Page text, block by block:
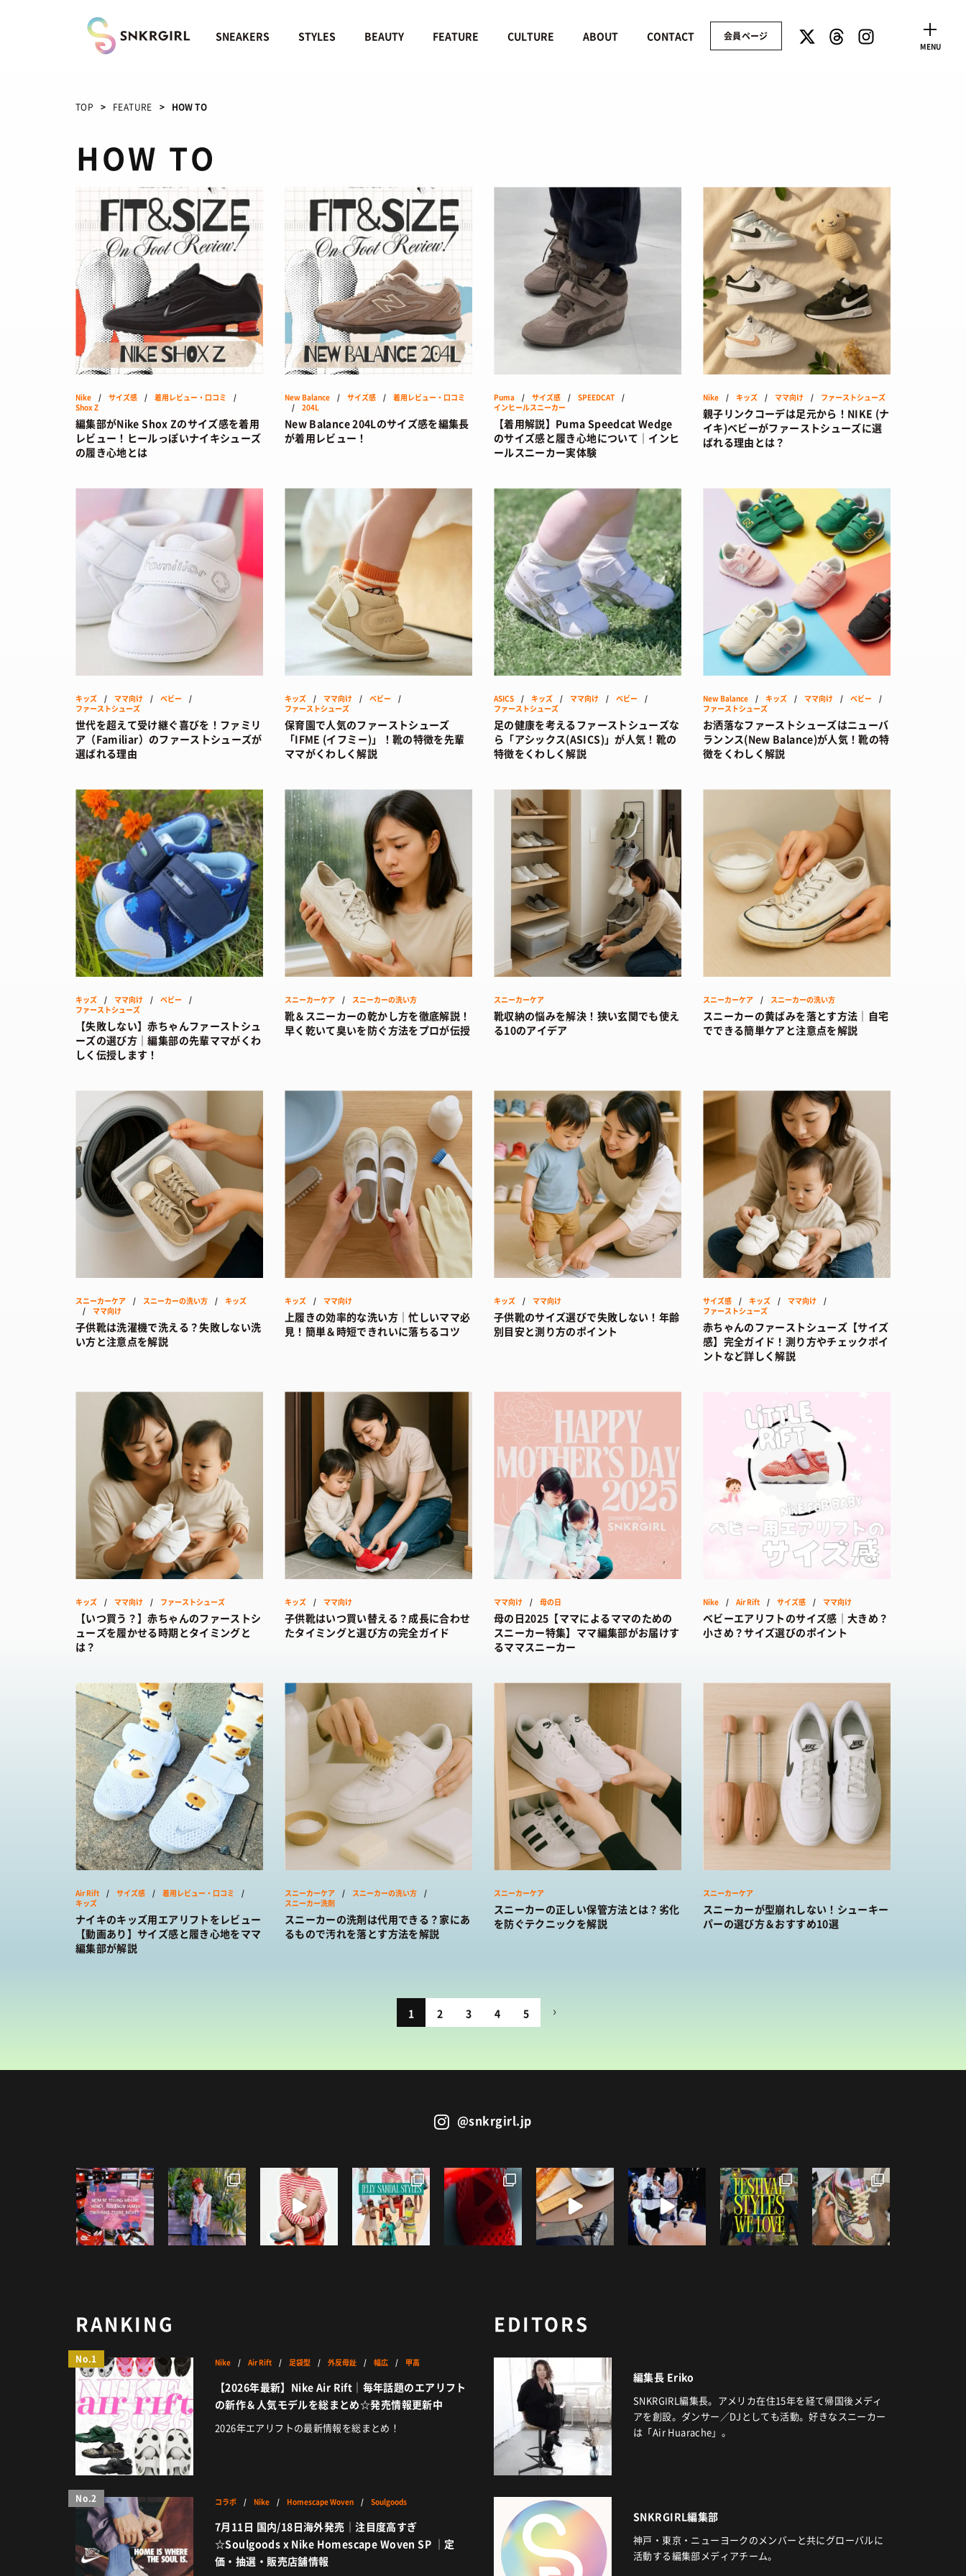
CLOSE
トレンドワード
骨格タイプ別
Nike
ASICS
Salomon
SNEAKERS
/ スニーカートップ
BRANDS/ ブランドから探す
COLORS/ カラーで探す
STYLES
TOP/ スタイルトップ
STYLE IDEA/ コーデのアイデア
STYLE SNAP / ストリートスナップ
BEAUTY
TOP/ ビューティートップ
COSMETICS / コスメアイテム
SNEAKER MIX / スニーカーMIX
KOREAN COSME/ 韓国コスメ
FEATURE
TOP / 特集トップ
COLUMNS/ コラム
/ ファション
/ ショップ情報
CULTURE
TOP/ カルチャートップ
MUSIC/ 音楽
MOVIE/ 映画・ドラマ
ART/ アート
BOOKS
HEALTH / ヘルス・ボディ
プライバシーポリシー
お問い合わせ
会員ログイン
新規会員登録
SNEAKERS STYLES BEAUTY FEATURE CULTURE ABOUT CONTACT 会員ページ
MENU
TOP FEATURE HOW TO
HOW TO
Nike / サイズ感 / 着用レビュー・口コミ
/
Shox Z
編集部がNike Shox Zのサイズ感を着用
レビュー！ヒールっぽいナイキシューズ
の履き心地とは
New Balance / サイズ感 / 着用レビュー・口コミ
/ 204L
New Balance 204Lのサイズ感を編集長
が着用レビュー！
Puma / サイズ感 / SPEEDCAT /
インヒールスニーカー
【着用解説】Puma Speedcat Wedge
のサイズ感と履き心地について｜インヒ
ールスニーカー実体験
Nike / キッズ / ママ向け / ファーストシューズ
親子リンクコーデは足元から！NIKE (ナ
イキ)ベビーがファーストシューズに選
ばれる理由とは？
キッズ / ママ向け / ベビー /
ファーストシューズ
世代を超えて受け継ぐ喜びを！ファミリ
ア（Familiar）のファーストシューズが
選ばれる理由
キッズ / ママ向け / ベビー /
ファーストシューズ
保育園で人気のファーストシューズ
「IFME (イフミー)」！靴の特徴を先輩
ママがくわしく解説
ASICS / キッズ / ママ向け / ベビー /
ファーストシューズ
足の健康を考えるファーストシューズな
ら「アシックス(ASICS)」が人気！靴の
特徴をくわしく解説
New Balance / キッズ / ママ向け / ベビー /
ファーストシューズ
お洒落なファーストシューズはニューバ
ランンス(New Balance)が人気！靴の特
徴をくわしく解説
キッズ / ママ向け / ベビー /
ファーストシューズ
【失敗しない】赤ちゃんファーストシュ
ーズの選び方｜編集部の先輩ママがくわ
しく伝授します！
スニーカーケア / スニーカーの洗い方
靴＆スニーカーの乾かし方を徹底解説！
早く乾いて臭いを防ぐ方法をプロが伝授
スニーカーケア
靴収納の悩みを解決！狭い玄関でも使え
る10のアイデア
スニーカーケア / スニーカーの洗い方
スニーカーの黄ばみを落とす方法｜自宅
でできる簡単ケアと注意点を解説
スニーカーケア / スニーカーの洗い方 / キッズ
/ ママ向け
子供靴は洗濯機で洗える？失敗しない洗
い方と注意点を解説
キッズ / ママ向け
上履きの効率的な洗い方｜忙しいママ必
見！簡単＆時短できれいに落ちるコツ
キッズ / ママ向け
子供靴のサイズ選びで失敗しない！年齢
別目安と測り方のポイント
サイズ感 / キッズ / ママ向け /
ファーストシューズ
赤ちゃんのファーストシューズ【サイズ
感】完全ガイド！測り方やチェックポイ
ントなど詳しく解説
キッズ / ママ向け / ファーストシューズ
【いつ買う？】赤ちゃんのファーストシ
ューズを履かせる時期とタイミングと
は？
キッズ / ママ向け
子供靴はいつ買い替える？成長に合わせ
たタイミングと選び方の完全ガイド
ママ向け / 母の日
母の日2025【ママによるママのための
スニーカー特集】ママ編集部がお届けす
るママスニーカー
Nike / Air Rift / サイズ感 / ママ向け
ベビーエアリフトのサイズ感｜大きめ？
小さめ？サイズ選びのポイント
Air Rift / サイズ感 / 着用レビュー・口コミ
/
キッズ
ナイキのキッズ用エアリフトをレビュー
【動画あり】サイズ感と履き心地をママ
編集部が解説
スニーカーケア / スニーカーの洗い方 /
スニーカー洗剤
スニーカーの洗剤は代用できる？家にあ
るもので汚れを落とす方法を解説
スニーカーケア
スニーカーの正しい保管方法とは？劣化
を防ぐテクニックを解説
スニーカーケア
スニーカーが型崩れしない！シューキー
パーの選び方＆おすすめ10選
1 2 3 4 5
@snkrgirl.jp
RANKING
No.1 Nike / Air Rift / 足袋型 / 外反母趾 / 幅広 / 甲高
【2026年最新】Nike Air Rift｜毎年話題のエアリフト
の新作＆人気モデルを総まとめ☆発売情報更新中
2026年エアリフトの最新情報を総まとめ！
No.2 コラボ / Nike / Homescape Woven / Soulgoods
7月11日 国内/18日海外発売｜注目度高すぎ
☆Soulgoods x Nike Homescape Woven SP ｜定
価・抽選・販売店舗情報
EDITORS
編集長 Eriko
SNKRGIRL編集長。アメリカ在住15年を経て帰国後メディ
アを創設。ダンサー／DJとしても活動。好きなスニーカー
は「Air Huarache」。
SNKRGIRL編集部
神戸・東京・ニューヨークのメンバーと共にグローバルに
活動する編集部メディアチーム。